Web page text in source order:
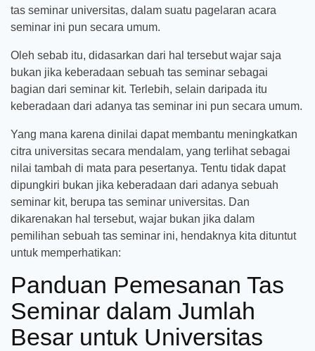
tas seminar universitas, dalam suatu pagelaran acara
seminar ini pun secara umum.
Oleh sebab itu, didasarkan dari hal tersebut wajar saja
bukan jika keberadaan sebuah tas seminar sebagai
bagian dari seminar kit. Terlebih, selain daripada itu
keberadaan dari adanya tas seminar ini pun secara umum.
Yang mana karena dinilai dapat membantu meningkatkan
citra universitas secara mendalam, yang terlihat sebagai
nilai tambah di mata para pesertanya. Tentu tidak dapat
dipungkiri bukan jika keberadaan dari adanya sebuah
seminar kit, berupa tas seminar universitas. Dan
dikarenakan hal tersebut, wajar bukan jika dalam
pemilihan sebuah tas seminar ini, hendaknya kita dituntut
untuk memperhatikan:
Panduan Pemesanan Tas
Seminar dalam Jumlah
Besar untuk Universitas